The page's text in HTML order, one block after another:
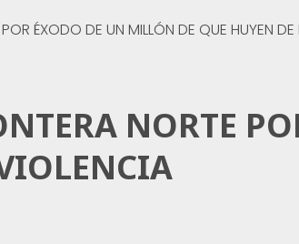
ÉXODO DE UN MILLÓN DE QUE HUYEN
NORTE